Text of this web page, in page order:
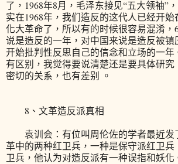
了，1968年8月，毛泽东接见“五大领袖”
实在1968年，我们造反的这代人已经开
化大革命了，所以有的时候很容易混淆，
说是造反的一年，对中国来说是造反被镇
开始批判性反思自己的信念和立场的一年
有区别，我觉得要说清楚还是要具体研究
密切的关系，也有差别 。
8、文革造反派真相
袁训会：有位叫周伦佐的学者最近发
革中的两种红卫兵，一种是保守派红卫兵
卫兵，他认为对造反派有一种误指和妖化